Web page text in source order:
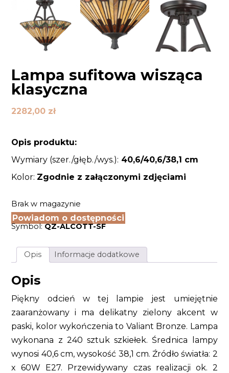
Lampa sufitowa wisząca
klasyczna
2282,00 zł
Opis produktu:
Wymiary (szer./głęb./wys.): 40,6/40,6/38,1 cm
Kolor: Zgodnie z załączonymi zdjęciami
Brak w magazynie
Powiadom o dostępności
Symbol:QZ-ALCOTT-SF
Opis Informacje dodatkowe
Opis
Piękny odcień w tej lampie jest umiejętnie
zaaranżowany i ma delikatny zielony akcent w
paski, kolor wykończenia to Valiant Bronze. Lampa
wykonana z 240 sztuk szkiełek. Średnica lampy
wynosi 40,6 cm, wysokość 38,1 cm. Źródło światła: 2
x 60W E27. Przewidywany czas realizacji ok. 2